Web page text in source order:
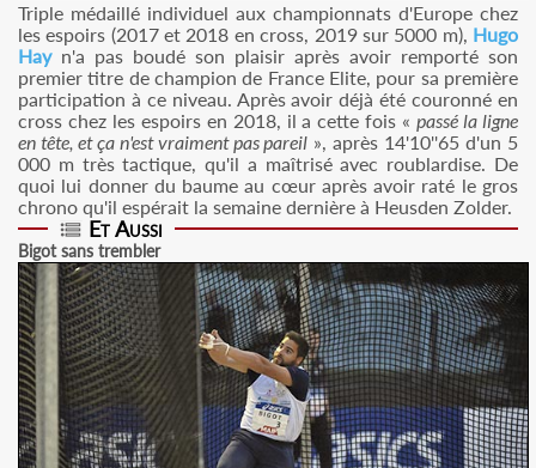
Triple médaillé individuel aux championnats d'Europe chez
les espoirs (2017 et 2018 en cross, 2019 sur 5000 m), Hugo
Hayn'a pas boudé son plaisir après avoir remporté son
premier titre de champion de France Elite, pour sa première
participation à ce niveau. Après avoir déjà été couronné en
cross chez les espoirs en 2018, il a cette fois «passé la ligne
en tête, et ça n'est vraiment pas pareil », après 14'10''65 d'un 5
000 m très tactique, qu'il a maîtrisé avec roublardise. De
quoi lui donner du baume au cœur après avoir raté le gros
chrono qu'il espérait la semaine dernière à Heusden Zolder.
Et Aussi
Bigot sans trembler